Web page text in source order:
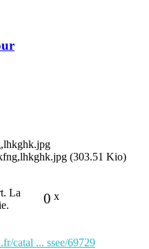
(303.51 Kio)
0 x
La
catal ... ssee/69729